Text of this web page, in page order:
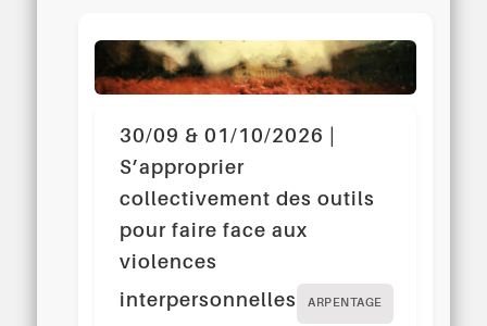
30/09 & 01/10/2026 |
S’approprier
collectivement des outils
pour faire face aux
violences
interpersonnelles
ARPENTAGE